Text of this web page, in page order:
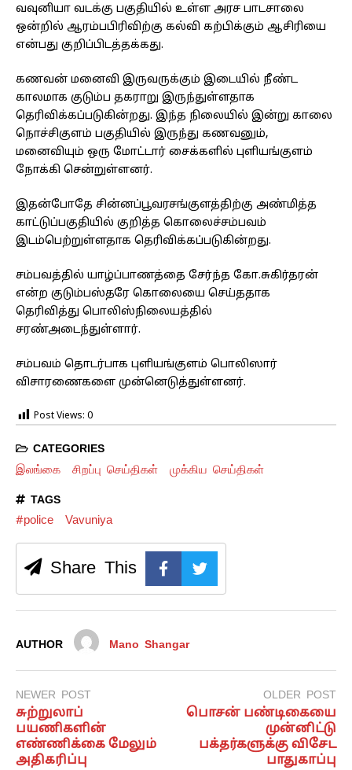
வவுனியா வடக்கு பகுதியில் உள்ள அரச பாடசாலை
ஒன்றில் ஆரம்பபிரிவிற்கு கல்வி கற்பிக்கும் ஆசிரியை
என்பது குறிப்பிடத்தக்கது.
கணவன் மனைவி இருவருக்கும் இடையில் நீண்ட
காலமாக குடும்ப தகராறு இருந்துள்ளதாக
தெரிவிக்கப்படுகின்றது. இந்த நிலையில் இன்று காலை
நொச்சிகுளம் பகுதியில் இருந்து கணவனும்,
மனைவியும் ஒரு மோட்டார் சைக்களில் புளியங்குளம்
நோக்கி சென்றுள்ளனர்.
இதன்போதே சின்னப்பூவரசங்குளத்திற்கு அண்மித்த
காட்டுப்பகுதியில் குறித்த கொலைச்சம்பவம்
இடம்பெற்றுள்ளதாக தெரிவிக்கப்படுகின்றது.
சம்பவத்தில் யாழ்ப்பாணத்தை சேர்ந்த கோ.சுகிர்தரன்
என்ற குடும்பஸ்தரே கொலையை செய்ததாக
தெரிவித்து பொலிஸ்நிலையத்தில்
சரண்அடைந்துள்ளார்.
சம்பவம் தொடர்பாக புளியங்குளம் பொலிஸார்
விசாரணைகளை முன்னெடுத்துள்ளனர்.
Post Views: 0
CATEGORIES
இலங்கை சிறப்பு செய்திகள் முக்கிய செய்திகள்
TAGS
#police Vavuniya
Share This
AUTHOR Mano Shangar
NEWER POST
சுற்றுலாப்
பயணிகளின்
எண்ணிக்கை மேலும்
அதிகரிப்பு
OLDER POST
பொசன் பண்டிகையை
முன்னிட்டு
பக்தர்களுக்கு விசேட
பாதுகாப்பு